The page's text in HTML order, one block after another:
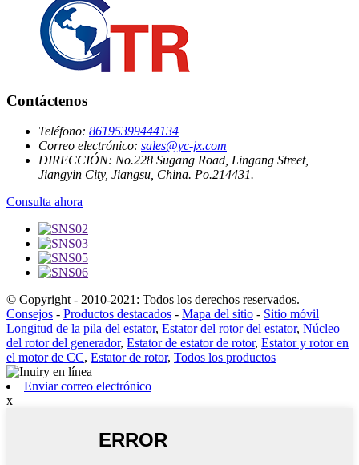
Contáctenos
Teléfono: 86195399444134
Correo electrónico: sales@yc-jx.com
DIRECCIÓN: No.228 Sugang Road, Lingang Street,
Jiangyin City, Jiangsu, China. Po.214431.
Consulta ahora
© Copyright - 2010-2021: Todos los derechos reservados.
Consejos - Productos destacados - Mapa del sitio - Sitio móvil
Longitud de la pila del estator, Estator del rotor del estator, Núcleo
del rotor del generador, Estator de estator de rotor, Estator y rotor en
el motor de CC, Estator de rotor, Todos los productos
Enviar correo electrónico
x